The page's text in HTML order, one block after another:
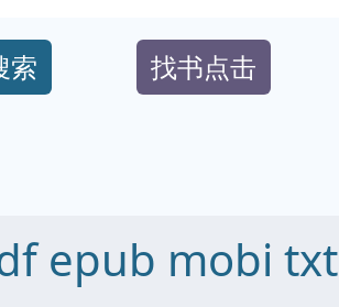
索 找书点击
epub mobi txt